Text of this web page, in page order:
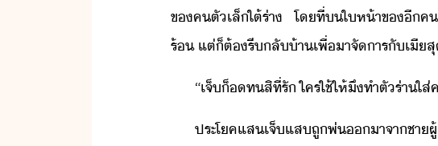
ข​ค​ตัเล็​ใต้​ร่า​ ​โที่​​ให้า​ข​ี​ค
ร้​ ​แต่​็​ต้​รี​ลั้า​เพื่า​จัาร​ั​เี​
​“​เจ็​็​ท​สิที​่​รั​ ​ใคร​ใช้​ให้​ึ​ทำตั​ร่า​ใส่​
ประโค​แส​เจ็แส​ถู​พ่​า​จา​ชา